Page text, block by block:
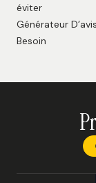
éviter
Générateur
Besoin